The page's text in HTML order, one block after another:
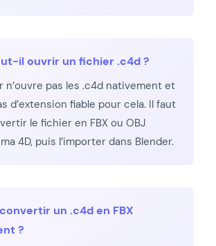
il ouvrir un fichier .c4d ?
n’ouvre pas les .c4d nativement et
d’extension fiable pour cela. Il faut
le fichier en FBX ou OBJ
4D, puis l’importer dans Blender.
un .c4d en FBX
?